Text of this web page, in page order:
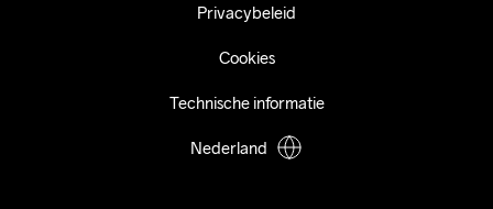
Privacybeleid
Cookies
Technische informatie
Nederland